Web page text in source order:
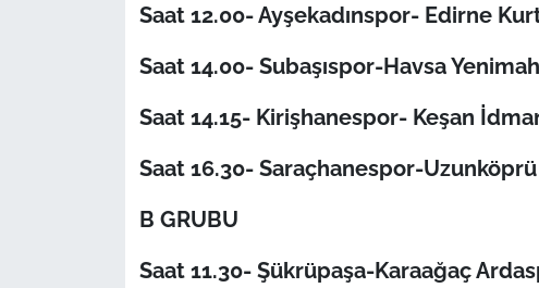
Saat 12.00- Ayşekadınspor- Edirne
Saat 14.00- Subaşıspor-Havsa
Saat 14.15- Kirişhanespor- Keşan
Saat 16.30- Saraçhanespor-
B GRUBU
Saat 11.30- Şükrüpaşa-Karaağaç
Dış Haberler